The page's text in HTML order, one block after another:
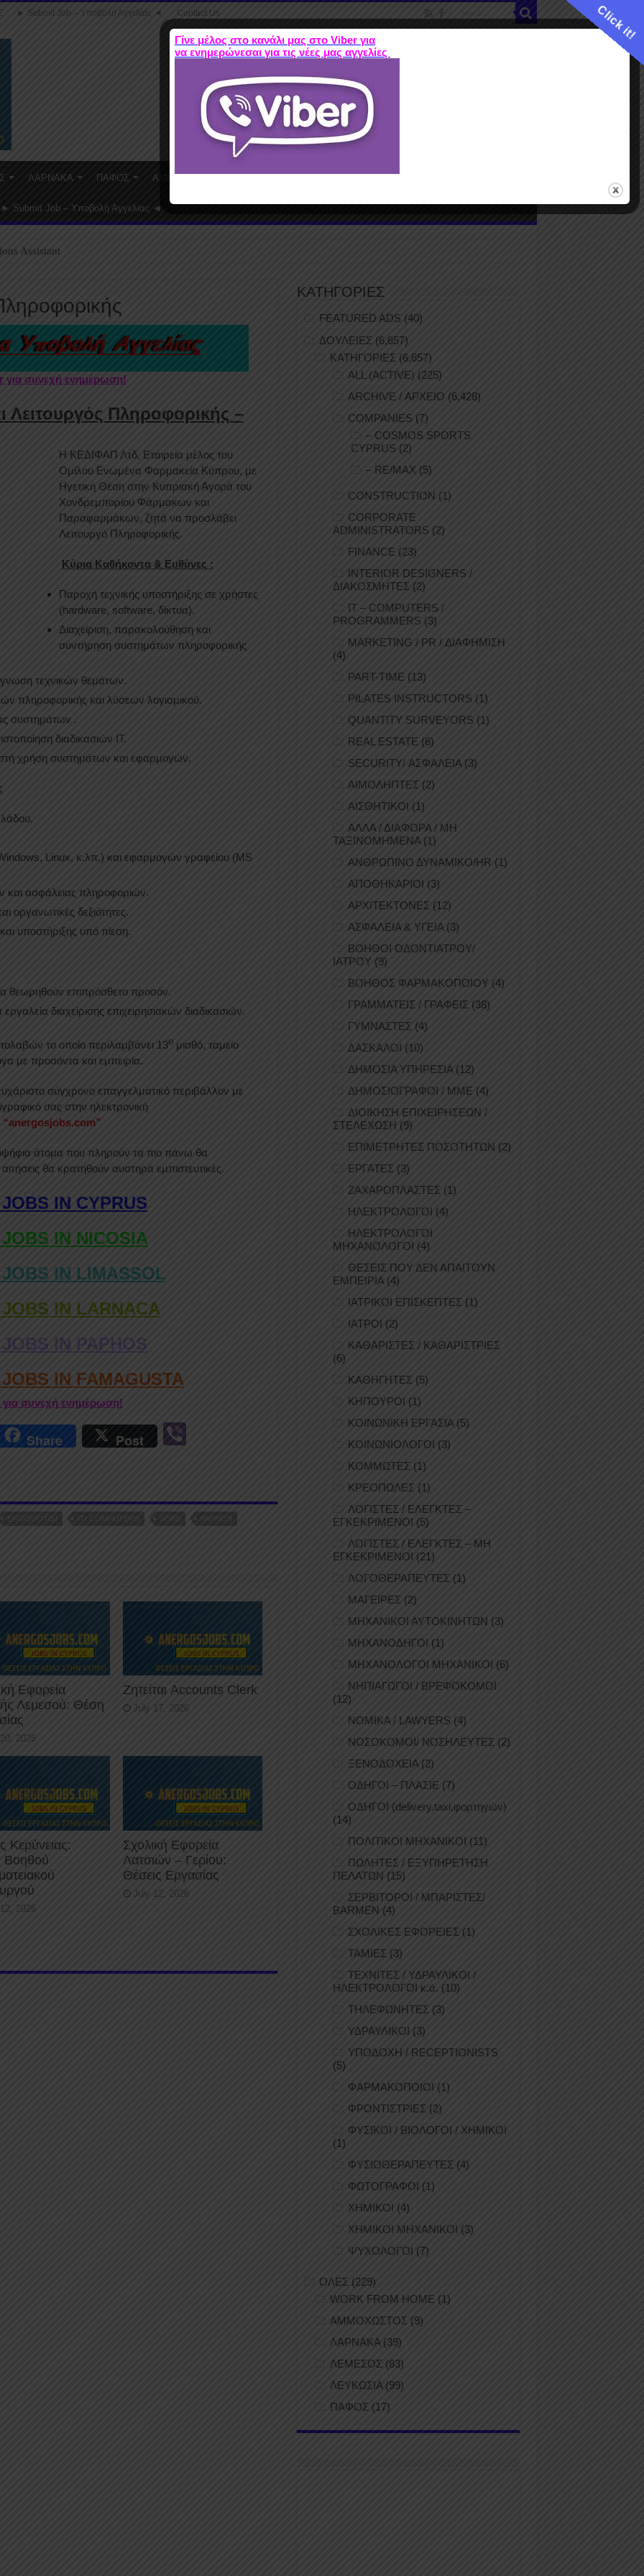
► Submit Job – Υποβολή Αγγελίας ◄ Contact Us
ΛΑΡΝΑΚΑ ΠΑΦΟΣ ΑΜΜΟΧΩΣΤΟΣ
► Submit Job – Υποβολή Αγγελίας ◄
Assistant
για συνεχή ενημέρωση!
Λειτουργός Πληροφορικής –
Η ΚΕΔΙΦΑΠ Λτδ, Εταιρεία μέλος του
Ομίλου Ενωμένα Φαρμακεία Κύπρου, με
Ηγετική Θέση στην Κυπριακή Αγορά του
Χονδρεμπορίου Φάρμακων και
Παραφαρμάκων, ζητά να προσλάβει
Λειτουργό Πληροφορικής.
Κύρια Καθήκοντα& Ευθύνες :
Παροχή τεχνικής υποστήριξης σε χρήστες
(hardware, software, δίκτυα).
Διαχείριση, παρακολούθηση και
συντήρηση συστημάτων πληροφορικής
τεχνικών θεμάτων.
πληροφορικής και λύσεων λογισμικού.
συστημάτων .
διαδικασιών IT.
χρήση συστημάτων και εφαρμογών.
:
Linux, κ.λπ.) και εφαρμογών γραφείου (MS
και ασφάλειας πληροφοριών.
οργανωτικές δεξιότητες.
υποστήριξης υπό πίεση.
θεωρηθούν επιπρόσθετο προσόν.
διαχείρισης επιχειρησιακών διαδικασιών.
το οποίο περιλαμβάνει 13ομισθό, ταμείο
με προσόντα και εμπειρία.
σύγχρονο επαγγελματικό περιβάλλον με
σας στην ηλεκτρονική
“anergosjobs.com”
άτομα που πληρούν τα πιο πάνω θα
θα κρατηθούν αυστηρά εμπιστευτικές.
IN CYPRUS
IN NICOSIA
IN LIMASSOL
IN LARNACA
IN PAPHOS
IN FAMAGUSTA
για συνεχή ενημέρωση!
Share Post
ERGODOTISI IT/ COMPUTERS JOBS
PAPHOS
Εφορεία
Λεμεσού: Θέση
2026
Ζητείται Accounts Clerk
July 17, 2026
Κερύνειας:
Βοηθού
2026
Σχολική Εφορεία
Λατσιών – Γερίου:
Θέσεις Εργασίας
July 12, 2026
ΚΑΤΗΓΟΡΙΕΣ
FEATURED ADS (40)
ΔΟΥΛΕΙΕΣ (6,657)
ΚΑΤΗΓΟΡΙΕΣ (6,657)
ALL (ACTIVE) (225)
ARCHIVE / ΑΡΧΕΙΟ (6,428)
COMPANIES (7)
– COSMOS SPORTS
CYPRUS (2)
– RE/MAX (5)
CONSTRUCTION (1)
CORPORATE
ADMINISTRATORS (2)
FINANCE (23)
INTERIOR DESIGNERS /
ΔΙΑΚΟΣΜΗΤΕΣ (2)
IT – COMPUTERS /
PROGRAMMERS (3)
MARKETING / PR / ΔΙΑΦΗΜΙΣΗ
(4)
PART-TIME (13)
PILATES INSTRUCTORS (1)
QUANTITY SURVEYORS (1)
REAL ESTATE (6)
SECURITY/ ΑΣΦΑΛΕΙΑ(3)
ΑΙΜΟΛΗΠΤΕΣ (2)
ΑΙΣΘΗΤΙΚΟΙ (1)
ΑΛΛΑ / ΔΙΑΦΟΡΑ / ΜΗ
ΤΑΞΙΝΟΜΗΜΕΝΑ(1)
ΑΝΘΡΩΠΙΝΟ ΔΥΝΑΜΙΚΟ/HR (1)
ΑΠΟΘΗΚΑΡΙΟΙ (3)
ΑΡΧΙΤΕΚΤΟΝΕΣ (12)
ΑΣΦΑΛΕΙΑ & ΥΓΕΙΑ (3)
ΒΟΗΘΟΙ ΟΔΟΝΤΙΑΤΡΟΥ/
ΙΑΤΡΟΥ(9)
ΒΟΗΘΟΣ ΦΑΡΜΑΚΟΠΟΙΟΥ (4)
ΓΡΑΜΜΑΤΕΙΣ / ΓΡΑΦΕΙΣ (38)
ΓΥΜΝΑΣΤΕΣ (4)
ΔΑΣΚΑΛΟΙ (10)
ΔΗΜΟΣΙΑ ΥΠΗΡΕΣΙΑ (12)
ΔΗΜΟΣΙΟΓΡΑΦΟΙ / ΜΜΕ (4)
ΔΙΟΙΚΗΣΗ ΕΠΙΧΕΙΡΗΣΕΩΝ /
ΣΤΕΛΕΧΩΣΗ (9)
ΕΠΙΜΕΤΡΗΤΕΣ ΠΟΣΟΤΗΤΩΝ (2)
ΕΡΓΑΤΕΣ (3)
ΖΑΧΑΡΟΠΛΑΣΤΕΣ (1)
ΗΛΕΚΤΡΟΛΟΓΟΙ (4)
ΗΛΕΚΤΡΟΛΟΓΟΙ
ΜΗΧΑΝΟΛΟΓΟΙ (4)
ΘΕΣΕΙΣ ΠΟΥ ΔΕΝ ΑΠΑΙΤΟΥΝ
ΕΜΠΕΙΡΙΑ(4)
ΙΑΤΡΙΚΟΙ ΕΠΙΣΚΕΠΤΕΣ (1)
ΙΑΤΡΟΙ (2)
ΚΑΘΑΡΙΣΤΕΣ / ΚΑΘΑΡΙΣΤΡΙΕΣ
(6)
ΚΑΘΗΓΗΤΕΣ (5)
ΚΗΠΟΥΡΟΙ (1)
ΚΟΙΝΩΝΙΚΗ ΕΡΓΑΣΙΑ(5)
ΚΟΙΝΩΝΙΟΛΟΓΟΙ (3)
ΚΟΜΜΩΤΕΣ (1)
ΚΡΕΟΠΩΛΕΣ (1)
ΛΟΓΙΣΤΕΣ / ΕΛΕΓΚΤΕΣ –
ΕΓΚΕΚΡΙΜΕΝΟΙ (5)
ΛΟΓΙΣΤΕΣ / ΕΛΕΓΚΤΕΣ – ΜΗ
ΕΓΚΕΚΡΙΜΕΝΟΙ (21)
ΛΟΓΟΘΕΡΑΠΕΥΤΕΣ (1)
ΜΑΓΕΙΡΕΣ (2)
ΜΗΧΑΝΙΚΟΙ ΑΥΤΟΚΙΝΗΤΩΝ (3)
ΜΗΧΑΝΟΔΗΓΟΙ (1)
ΜΗΧΑΝΟΛΟΓΟΙ ΜΗΧΑΝΙΚΟΙ (6)
ΝΗΠΙΑΓΩΓΟΙ / ΒΡΕΦΟΚΟΜΟΙ
(12)
ΝΟΜΙΚΑ / LAWYERS (4)
ΝΟΣΟΚΟΜΟΙ/ ΝΟΣΗΛΕΥΤΕΣ (2)
ΞΕΝΟΔΟΧΕΙΑ(2)
ΟΔΗΓΟΙ – ΠΛΑΣΙΕ (7)
ΟΔΗΓΟΙ (delivery,taxi,φορτηγών)
(14)
ΠΟΛΙΤΙΚΟΙ ΜΗΧΑΝΙΚΟΙ (11)
ΠΩΛΗΤΕΣ / ΕΞΥΠΗΡΕΤΗΣΗ
ΠΕΛΑΤΩΝ (15)
ΣΕΡΒΙΤΟΡΟΙ / ΜΠΑΡΙΣΤΕΣ/
BARMEN (4)
ΣΧΟΛΙΚΕΣ ΕΦΟΡΕΙΕΣ (1)
ΤΑΜΙΕΣ (3)
ΤΕΧΝΙΤΕΣ / ΥΔΡΑΥΛΙΚΟΙ /
ΗΛΕΚΤΡΟΛΟΓΟΙ κ.ά. (10)
ΤΗΛΕΦΩΝΗΤΕΣ (3)
ΥΔΡΑΥΛΙΚΟΙ (3)
ΥΠΟΔΟΧΗ / RECEPTIONISTS
(5)
ΦΑΡΜΑΚΟΠΟΙΟΙ (1)
ΦΡΟΝΤΙΣΤΡΙΕΣ (2)
ΦΥΣΙΚΟΙ / ΒΙΟΛΟΓΟΙ / ΧΗΜΙΚΟΙ
(1)
ΦΥΣΙΟΘΕΡΑΠΕΥΤΕΣ (4)
ΦΩΤΟΓΡΑΦΟΙ (1)
ΧΗΜΙΚΟΙ (4)
ΧΗΜΙΚΟΙ ΜΗΧΑΝΙΚΟΙ (3)
ΨΥΧΟΛΟΓΟΙ (7)
ΟΛΕΣ (229)
WORK FROM HOME (1)
ΑΜΜΟΧΩΣΤΟΣ (9)
ΛΑΡΝΑΚΑ (39)
ΛΕΜΕΣΟΣ (83)
ΛΕΥΚΩΣΙΑ(99)
ΠΑΦΟΣ (17)
Click it!
Γίνε μέλος στο κανάλι μας στο Viber για
να ενημερώνεσαι για τις νέες μας αγγελίες